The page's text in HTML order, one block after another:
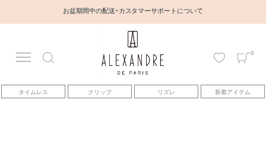
お盆期間中の配送・カスタマーサポートについて
0
タイムレス クリップ リズレ 新着アイテム
アカウント
アイテム